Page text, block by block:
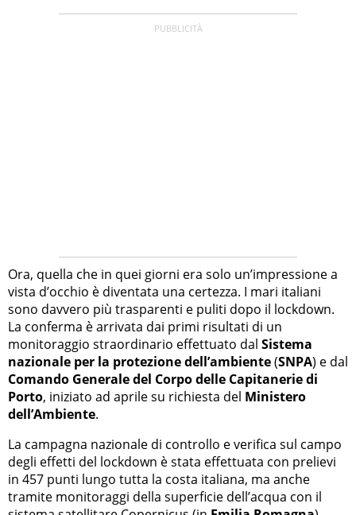
Ora, quella che in quei giorni era solo un’impressione a
vista d’occhio è diventata una certezza. I mari italiani
sono davvero più trasparenti e puliti dopo il lockdown.
La conferma è arrivata dai primi risultati di un
monitoraggio straordinario effettuato dal Sistema
nazionale per la protezione dell’ambiente(SNPA) e dal
Comando Generale del Corpo delle Capitanerie di
Porto, iniziato ad aprile su richiesta del Ministero
dell’Ambiente.
La campagna nazionale di controllo e verifica sul campo
degli effetti del lockdown è stata effettuata con prelievi
in 457 punti lungo tutta la costa italiana, ma anche
tramite monitoraggi della superficie dell’acqua con il